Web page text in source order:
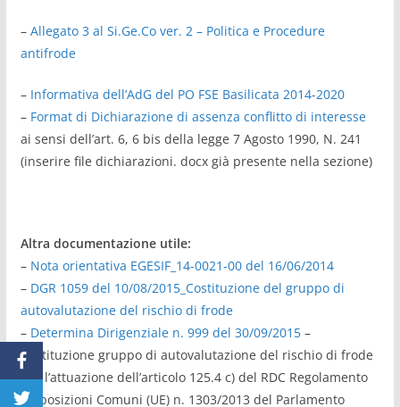
– Allegato 3 al Si.Ge.Co ver. 2 – Politica e Procedure
antifrode
– Informativa dell’AdG del PO FSE Basilicata 2014-2020
– Format di Dichiarazione di assenza conflitto di interesse
ai sensi dell’art. 6, 6 bis della legge 7 Agosto 1990, N. 241
(inserire file dichiarazioni. docx già presente nella sezione)
Altra documentazione utile:
– Nota orientativa EGESIF_14-0021-00 del 16/06/2014
– DGR 1059 del 10/08/2015_Costituzione del gruppo di
autovalutazione del rischio di frode
– Determina Dirigenziale n. 999 del 30/09/2015–
Costituzione gruppo di autovalutazione del rischio di frode
per l’attuazione dell’articolo 125.4 c) del RDC Regolamento
Disposizioni Comuni (UE) n. 1303/2013 del Parlamento